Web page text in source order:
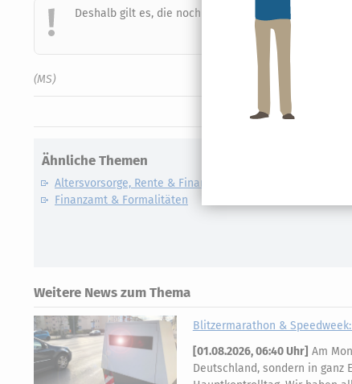
Deshalb gilt es, die noch guten Rentenjahre mit
(MS)
Ähnliche Themen
Altersvorsorge, Rente & Finanzen
Finanzamt & Formalitäten
Weitere News zum Thema
Blitzermarathon &
[01.08.2026, 06:40 Uhr] Am
Deutschland, sondern in ganz